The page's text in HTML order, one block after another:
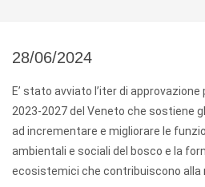
28/06/2024
E’ stato avviato l’iter di approvazione
2023-2027 del Veneto che sostiene
ad incrementare e migliorare le
ambientali e sociali del bosco e la
ecosistemici che contribuiscono alla